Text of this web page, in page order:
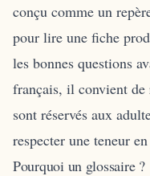
conçu comme un
pour lire une fiche
les bonnes questions
français, il convient
sont réservés aux
respecter une teneur
Pourquoi un glossaire ?